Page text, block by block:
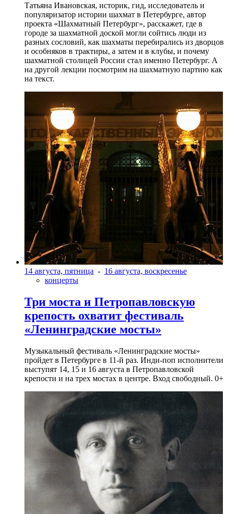
Татьяна Ивановская, историк, гид, исследователь и
популяризатор истории шахмат в Петербурге, автор
проекта «Шахматный Петербург», расскажет, где в
городе за шахматной доской могли сойтись люди из
разных сословий, как шахматы перебирались из дворцов
и особняков в трактиры, а затем и в клубы, и почему
шахматной столицей России стал именно Петербург. А
на другой лекции посмотрим на шахматную партию как
на текст.
14 августа, пятница - 16 августа, воскресенье
концерты
Три моста и Петропавловскую
крепость охватит фестиваль
«Ленинградские мосты»
Музыкальный фестиваль «Ленинградские мосты»
пройдет в Петербурге в 11-й раз. Инди-поп исполнители
выступят 14, 15 и 16 августа в Петропавловской
крепости и на трех мостах в центре. Вход свободный. 0+